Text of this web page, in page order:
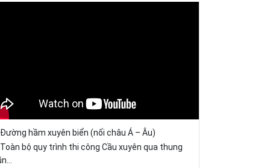
Đường hầm xuyên biển (nối châu Á – Âu)
Toàn bộ quy trình thi công Cầu xuyên qua thung